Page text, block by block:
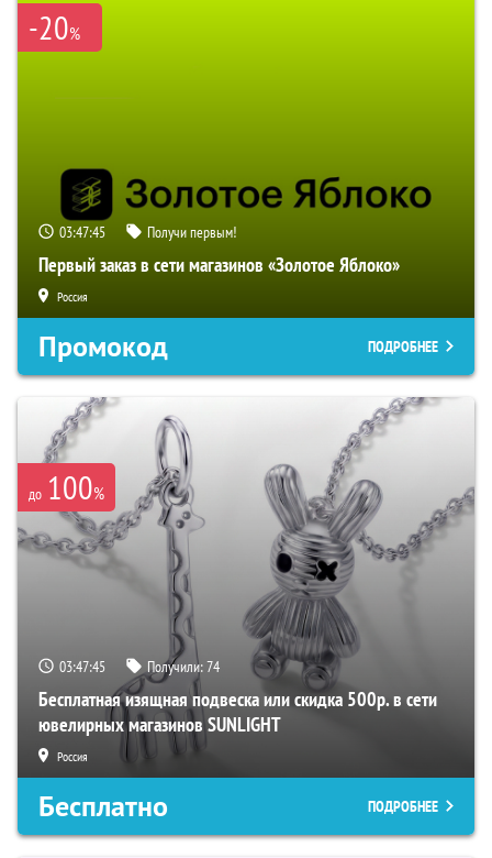
-20%
03:47:44 Получи первым!
Первый заказ в сети магазинов «Золотое Яблоко»
Россия
Промокод ПОДРОБНЕЕ
до 100%
03:47:44 Получили:74
Бесплатная изящная подвеска или скидка 500р. в сети
ювелирных магазинов SUNLIGHT
Россия
Бесплатно ПОДРОБНЕЕ